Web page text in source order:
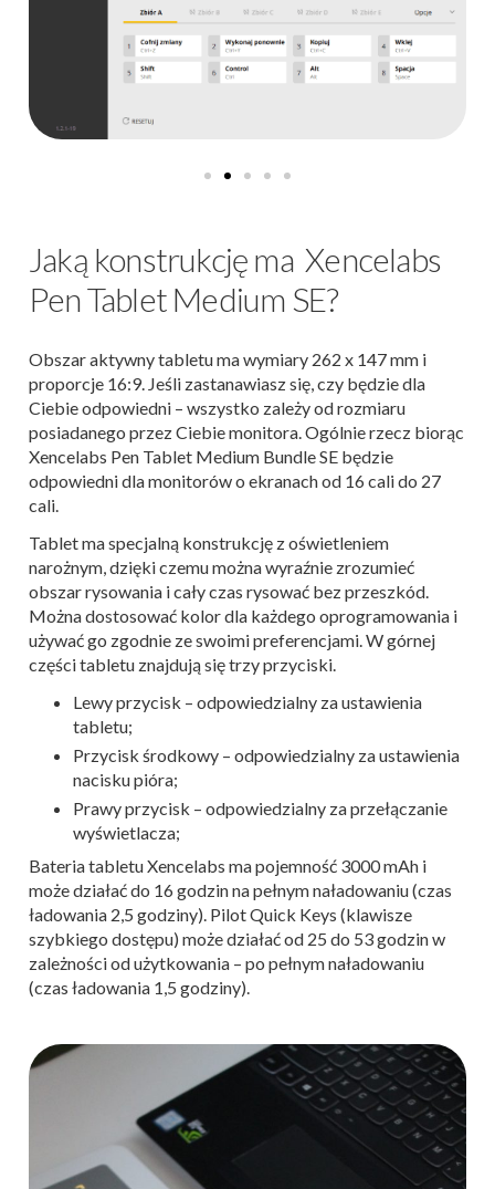
Jaką konstrukcję ma Xencelabs
Pen Tablet Medium SE?
Obszar aktywny tabletu ma wymiary 262 x 147 mm i
proporcje 16:9. Jeśli zastanawiasz się, czy będzie dla
Ciebie odpowiedni – wszystko zależy od rozmiaru
posiadanego przez Ciebie monitora. Ogólnie rzecz biorąc
Xencelabs Pen Tablet Medium Bundle SE będzie
odpowiedni dla monitorów o ekranach od 16 cali do 27
cali.
Tablet ma specjalną konstrukcję z oświetleniem
narożnym, dzięki czemu można wyraźnie zrozumieć
obszar rysowania i cały czas rysować bez przeszkód.
Można dostosować kolor dla każdego oprogramowania i
używać go zgodnie ze swoimi preferencjami. W górnej
części tabletu znajdują się trzy przyciski.
Lewy przycisk – odpowiedzialny za ustawienia
tabletu;
Przycisk środkowy – odpowiedzialny za ustawienia
nacisku pióra;
Prawy przycisk – odpowiedzialny za przełączanie
wyświetlacza;
Bateria tabletu Xencelabs ma pojemność 3000 mAh i
może działać do 16 godzin na pełnym naładowaniu (czas
ładowania 2,5 godziny). Pilot Quick Keys (klawisze
szybkiego dostępu) może działać od 25 do 53 godzin w
zależności od użytkowania – po pełnym naładowaniu
(czas ładowania 1,5 godziny).